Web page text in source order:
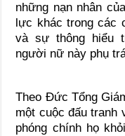
những nạn nhân
lực khác trong các
và sự thông hiểu
người nữ này phụ
Theo Đức Tổng
một cuộc đấu tranh
phóng chính họ